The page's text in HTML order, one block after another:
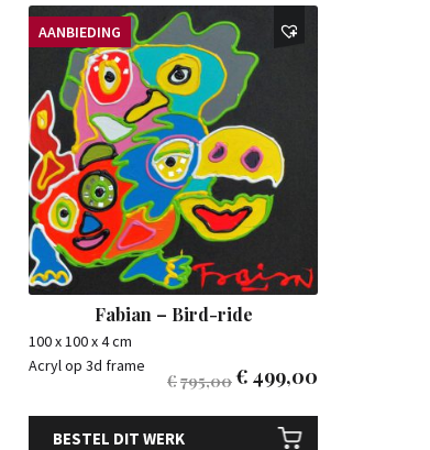
AANBIEDING
Fabian – Bird-ride
100 x 100 x 4 cm
Acryl op 3d frame
€795,00€ 499,00
BESTEL DIT WERK